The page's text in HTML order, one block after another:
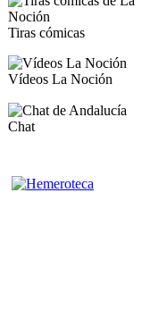
Tiras cómicas
Vídeos La Noción
Chat